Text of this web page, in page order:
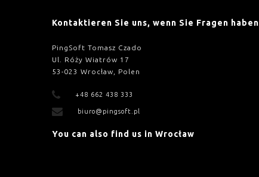
Kontaktieren Sie uns, wenn Sie Fragen haben
PingSoft Tomasz Czado
Ul. Róży Wiatrów 17
53-023 Wrocław, Polen
+48 662 438 333
biuro@pingsoft.pl
You can also find us in Wrocław